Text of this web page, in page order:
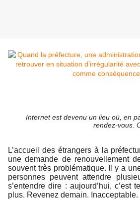
Internet estdevenu un lieu où, en
rendez-vous.
L’accueil des étrangers à la
une demande de renouvellement
souvent très problématique. Il y a
personnes peuvent attendre
s’entendre dire : aujourd’hui, c’est
plus. Revenez demain. Inacceptable.